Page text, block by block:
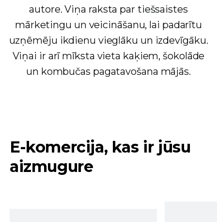
autore. Viņa raksta par tiešsaistes
mārketingu un veicināšanu, lai padarītu
uzņēmēju ikdienu vieglāku un izdevīgāku.
Viņai ir arī mīksta vieta kaķiem, šokolāde
un kombučas pagatavošana mājās.
E-komercija, kas ir jūsu
aizmugure